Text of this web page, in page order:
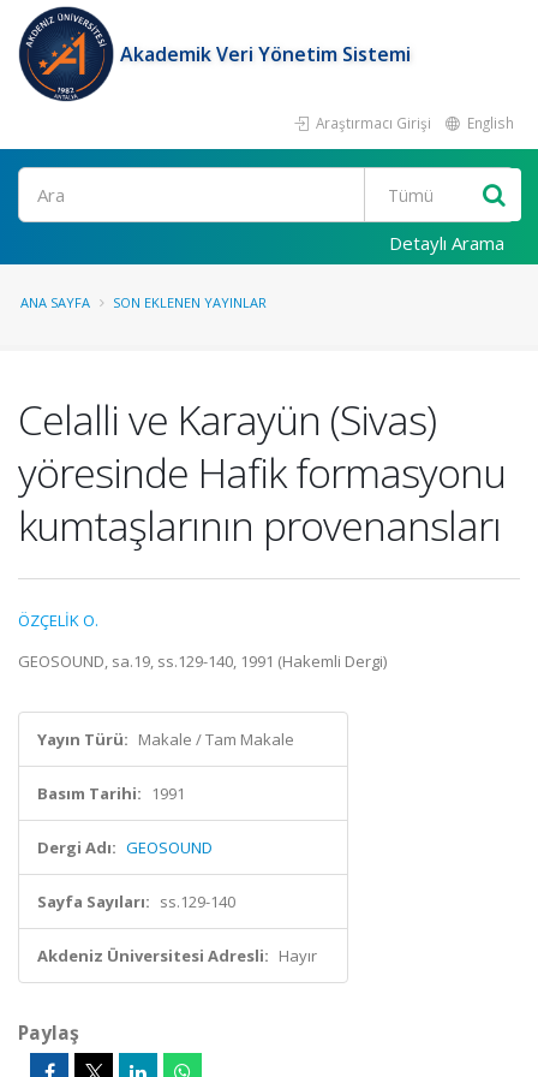
Akademik Veri Yönetim Sistemi
Araştırmacı Girişi English
Ara
Detaylı Arama
ANA SAYFA SON EKLENEN YAYINLAR
Celalli ve Karayün (Sivas)
yöresinde Hafik formasyonu
kumtaşlarının provenansları
ÖZÇELİK O.
GEOSOUND, sa.19, ss.129-140, 1991 (Hakemli Dergi)
Yayın Türü: Makale / Tam Makale
Basım Tarihi: 1991
Dergi Adı: GEOSOUND
Sayfa Sayıları: ss.129-140
Akdeniz Üniversitesi Adresli: Hayır
Paylaş